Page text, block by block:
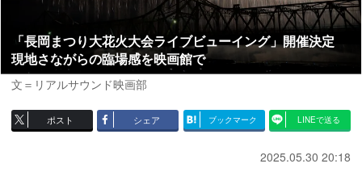
「長岡まつり大花火大会ライブビューイング」開催決定
現地さながらの臨場感を映画館で
文＝リアルサウンド映画部
ポスト シェア ブックマーク LINEで送る
2025.05.30 20:18